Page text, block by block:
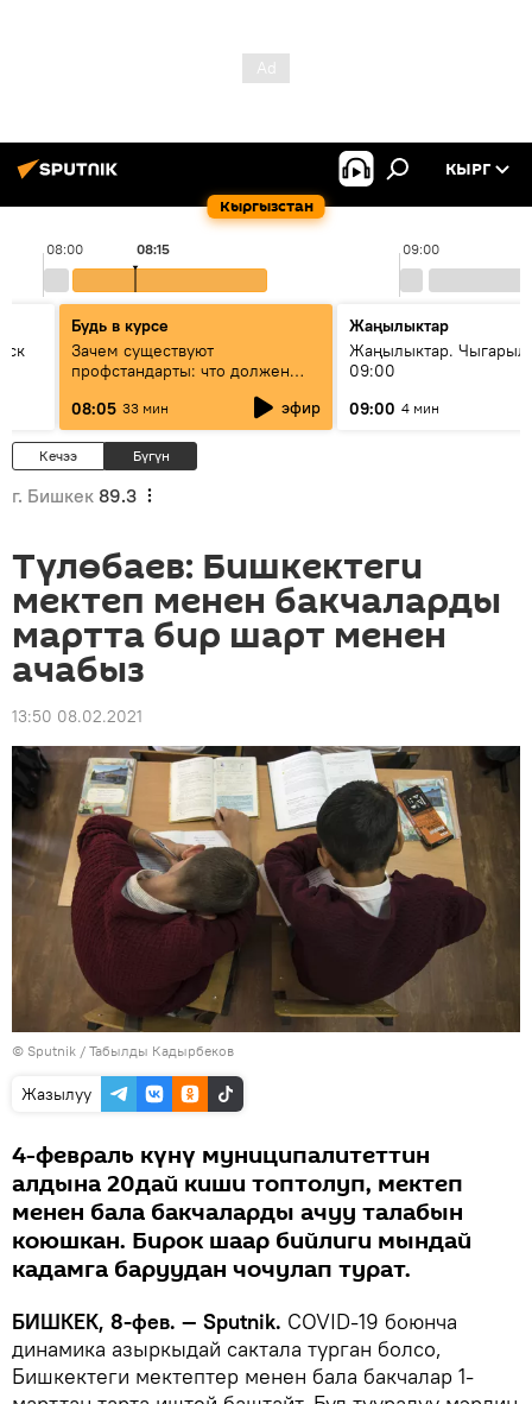
Кыргызстан
КЫРГ
08:00 09:00
08:15
Будь в курсе
Зачем существуют
профстандарты: что должен
знать каждый специалист о
своей профессии
08:05 33 мин эфир
Жаңылыктар
Жаңылыктар.
09:00
09:00 4 мин
Кечээ Бүгүн
г. Бишкек 89.3
Түлөбаев: Бишкектеги
мектеп менен бакчаларды
мартта бир шарт менен
ачабыз
13:50 08.02.2021
© Sputnik / Табылды Кадырбеков
Жазылуу
4-февраль күнү муниципалитеттин
алдына 20дай киши топтолуп, мектеп
менен бала бакчаларды ачуу талабын
коюшкан. Бирок шаар бийлиги мындай
кадамга баруудан чочулап турат.
БИШКЕК, 8-фев. — Sputnik. COVID-19 боюнча
динамика азыркыдай сактала турган болсо,
Бишкектеги мектептер менен бала бакчалар 1-